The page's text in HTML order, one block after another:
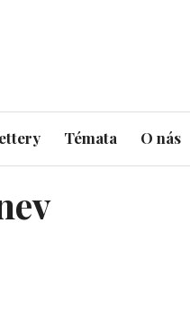
Témata O nás